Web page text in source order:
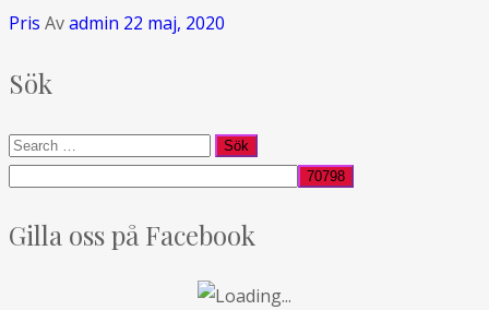
Pris Avadmin 22 maj, 2020
Sök
Gilla oss på Facebook